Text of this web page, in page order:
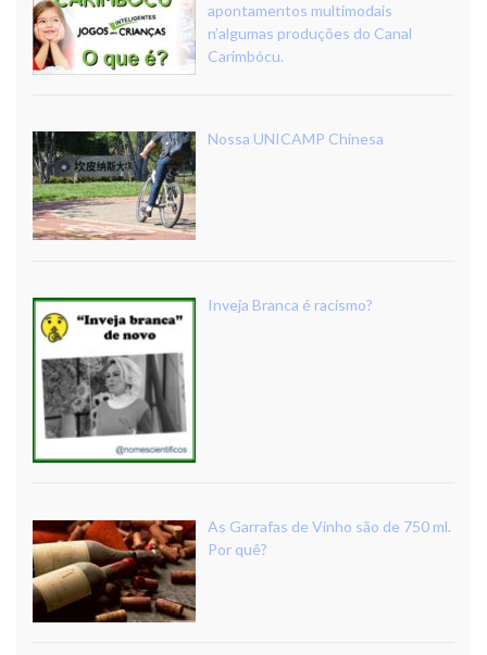
apontamentos multimodais
n’algumas produções do Canal
Carimbócu.
Nossa UNICAMP Chinesa
Inveja Branca é racismo?
As Garrafas de Vinho são de 750 ml.
Por quê?